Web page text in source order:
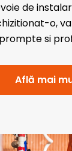
de
o,
si
Află mai